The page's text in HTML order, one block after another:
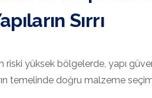
Sırrı
riski yüksek bölgelerde, yapı
temelinde doğru malzeme